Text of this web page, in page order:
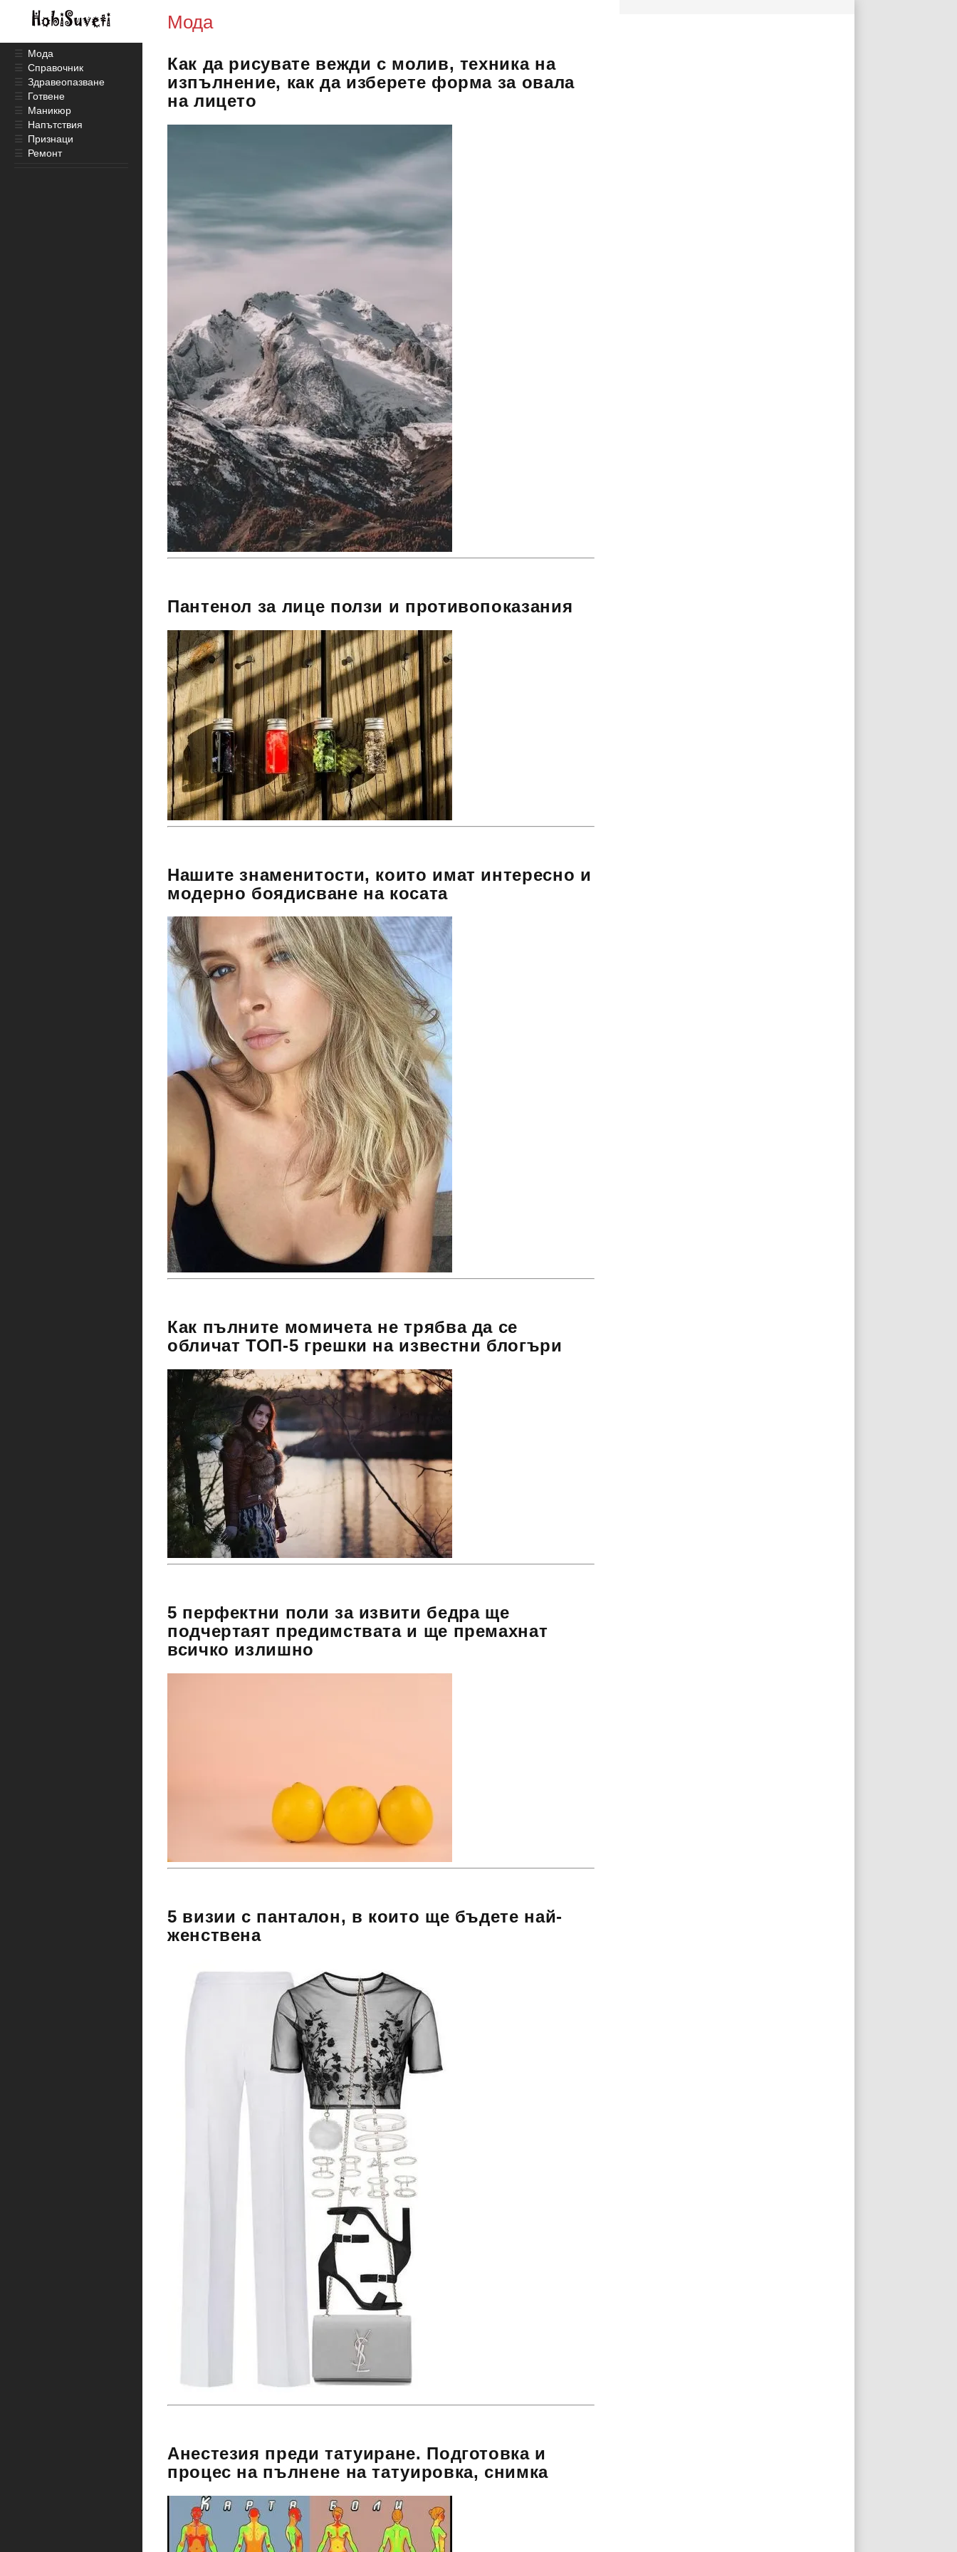
Мода
Как да рисувате вежди с молив, техника на
изпълнение, как да изберете форма за овала
на лицето
Пантенол за лице ползи и противопоказания
Нашите знаменитости, които имат интересно и
модерно боядисване на косата
Как пълните момичета не трябва да се
обличат ТОП-5 грешки на известни блогъри
5 перфектни поли за извити бедра ще
подчертаят предимствата и ще премахнат
всичко излишно
5 визии с панталон, в които ще бъдете най-
женствена
Анестезия преди татуиране. Подготовка и
процес на пълнене на татуировка, снимка
☰ Мода
☰ Справочник
☰ Здравеопазване
☰ Готвене
☰ Маникюр
☰ Напътствия
☰ Признаци
☰ Ремонт